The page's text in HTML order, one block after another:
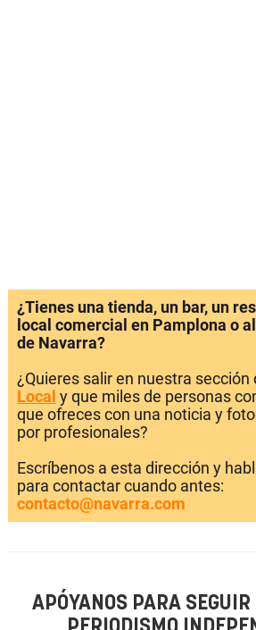
¿Tienes una tienda, un bar, un
local comercial en Pamplona o
de Navarra?
¿Quieres salir en nuestra sección
Local y que miles de personas
que ofreces con una noticia y
por profesionales?
Escríbenos a esta dirección y
para contactar cuando antes:
contacto@navarra.com
APÓYANOS PARA